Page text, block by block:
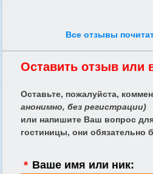
Все отзывы
Оставить отзыв или
Оставьте, пожалуйста,
анонимно, без регистрации)
или напишите Ваш вопрос
гостиницы, они обязательно
* Ваше имя или ник: